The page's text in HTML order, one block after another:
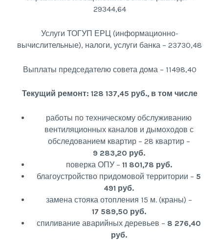
29344,64
Услуги ТОГУП ЕРЦ (информационно-
вычислительные), налоги, услуги банка – 23730,48
Выплаты председателю совета дома – 11498,40
Текущий ремонт: 128 137,45 руб., в том числе
работы по техническому обслуживанию
вентиляционных каналов и дымоходов с
обследованием квартир – 28 квартир –
9 283,20 руб.
поверка ОПУ – 11 801,78 руб.
благоустройство придомовой территории – 5
491 руб.
замена стояка отопления 15 м. (краны) –
17 589,50 руб.
спиливание аварийных деревьев – 8 276,40
руб.